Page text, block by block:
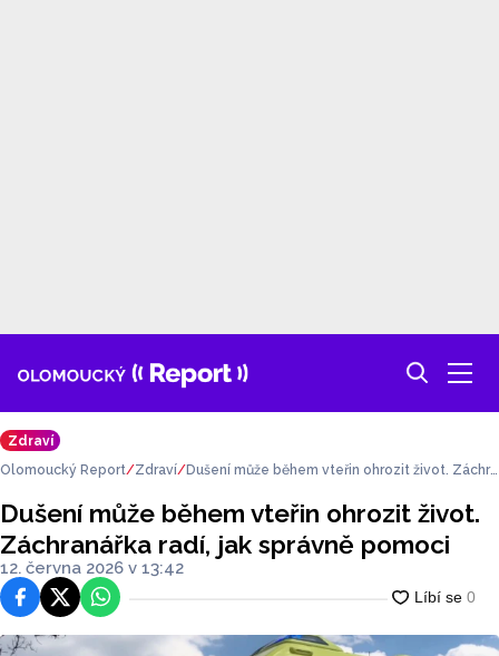
Zdraví
Olomoucký Report
Zdraví
Dušení může během vteřin ohrozit život. Záchra
Dušení může během vteřin ohrozit život.
Záchranářka radí, jak správně pomoci
12. června 2026 v 13:42
FacebookPlatforma X
WhatsApp